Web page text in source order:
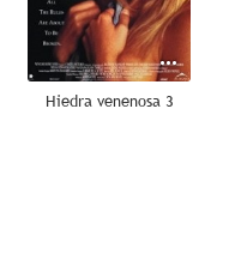
Hiedra venenosa 3